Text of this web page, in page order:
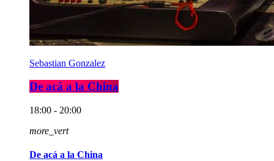
Sebastian Gonzalez
De acá a la China
18:00 - 20:00
more_vert
De acá a la China